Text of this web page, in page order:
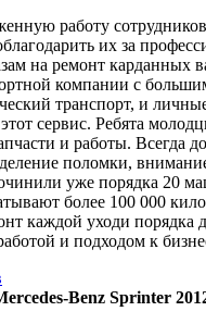
работу
их за
на ремонт карданных
компании с
транспорт, и
сервис. Ребята
и работы. Всегда
поломки,
уже порядка 20
более 100 000
каждой уходи порядка
и подходом к
Benz Sprinter